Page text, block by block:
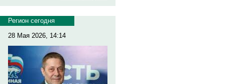
Регион сегодня
28 Мая 2026, 14:14